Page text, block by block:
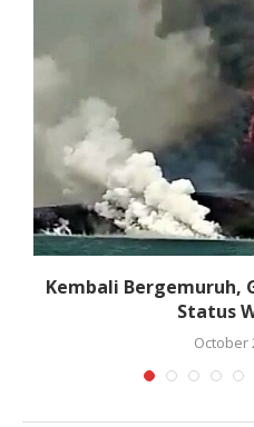
Kembali Bergemuruh,
Status
October